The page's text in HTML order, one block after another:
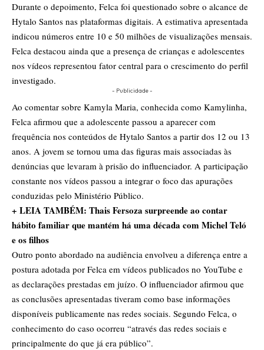
Durante o depoimento, Felca foi questionado sobre o alcance de
Hytalo Santos nas plataformas digitais. A estimativa apresentada
indicou números entre 10 e 50 milhões de visualizações mensais.
Felca destacou ainda que a presença de crianças e adolescentes
nos vídeos representou fator central para o crescimento do perfil
investigado.
- Publicidade -
Ao comentar sobre Kamyla Maria, conhecida como Kamylinha,
Felca afirmou que a adolescente passou a aparecer com
frequência nos conteúdos de Hytalo Santos a partir dos 12 ou 13
anos. A jovem se tornou uma das figuras mais associadas às
denúncias que levaram à prisão do influenciador. A participação
constante nos vídeos passou a integrar o foco das apurações
conduzidas pelo Ministério Público.
+ LEIA TAMBÉM: Thais Fersoza surpreende ao contar
hábito familiar que mantém há uma década com Michel Teló
e os filhos
Outro ponto abordado na audiência envolveu a diferença entre a
postura adotada por Felca em vídeos publicados no YouTube e
as declarações prestadas em juízo. O influenciador afirmou que
as conclusões apresentadas tiveram como base informações
disponíveis publicamente nas redes sociais. Segundo Felca, o
conhecimento do caso ocorreu “através das redes sociais e
principalmente do que já era público”.